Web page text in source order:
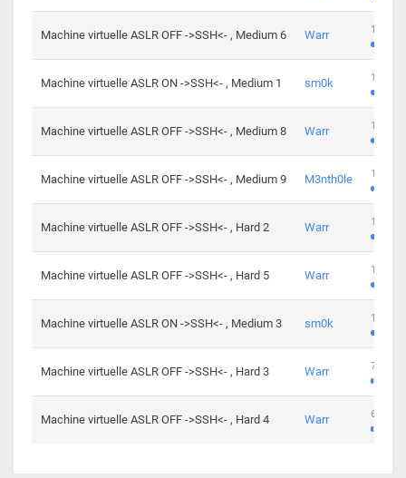
Machine virtuelle ASLR OFF ->SSH<- , Medium 6 Warr 168
Machine virtuelle ASLR ON ->SSH<- , Medium 1 sm0k 139
Machine virtuelle ASLR OFF ->SSH<- , Medium 8 Warr 112
Machine virtuelle ASLR OFF ->SSH<- , Medium 9 M3nth0le 100
Machine virtuelle ASLR OFF ->SSH<- , Hard 2 Warr 176
Machine virtuelle ASLR OFF ->SSH<- , Hard 5 Warr 115
Machine virtuelle ASLR ON ->SSH<- , Medium 3 sm0k 115
Machine virtuelle ASLR OFF ->SSH<- , Hard 3 Warr 76
Machine virtuelle ASLR OFF ->SSH<- , Hard 4 Warr 63